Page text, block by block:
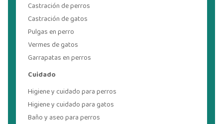
Castración de perros
Castración de gatos
Pulgas en perro
Vermes de gatos
Garrapatas en perros
Cuidado
Higiene y cuidado para perros
Higiene y cuidado para gatos
Baño y aseo para perros